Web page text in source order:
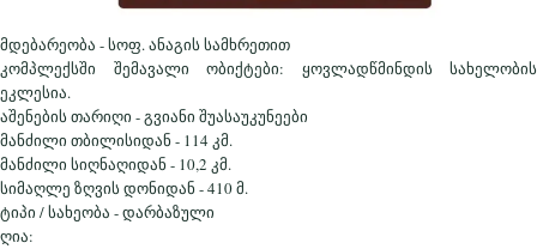
მდებარეობა - სოფ. ანაგის სამხრეთით
კომპლექსში შემავალი ობიქტები: ყოვლადწმინდის სახელობის
ეკლესია.
აშენების თარიღი - გვიანი შუასაუკუნეები
მანძილი თბილისიდან - 114 კმ.
მანძილი სიღნაღიდან - 10,2 კმ.
სიმაღლე ზღვის დონიდან - 410 მ.
ტიპი / სახეობა - დარბაზული
ღია: